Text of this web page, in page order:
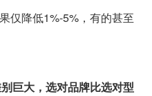
仅降低1%-5%，有的甚至
巨大，选对品牌比选对型